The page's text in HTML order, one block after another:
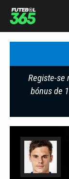
Registe-se
bónus de